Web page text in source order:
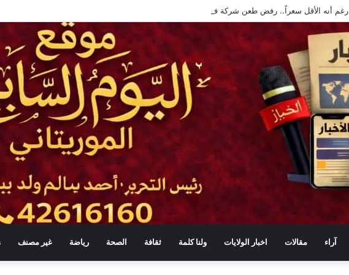
رغم أنه الأقل سعراً.. رفض طعن شركة في صفقة سيارات لوزارة الثقافة بنحو 86 مليون أوقية قديمة
آراء مقالات اخبار الولايات ولنا كلمة ثقافة الصحة رياضة غير مصنف